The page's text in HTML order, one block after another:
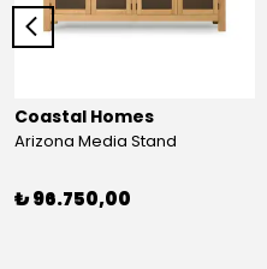
Coastal Homes
Arizona Media Stand
₺ 96.750,00